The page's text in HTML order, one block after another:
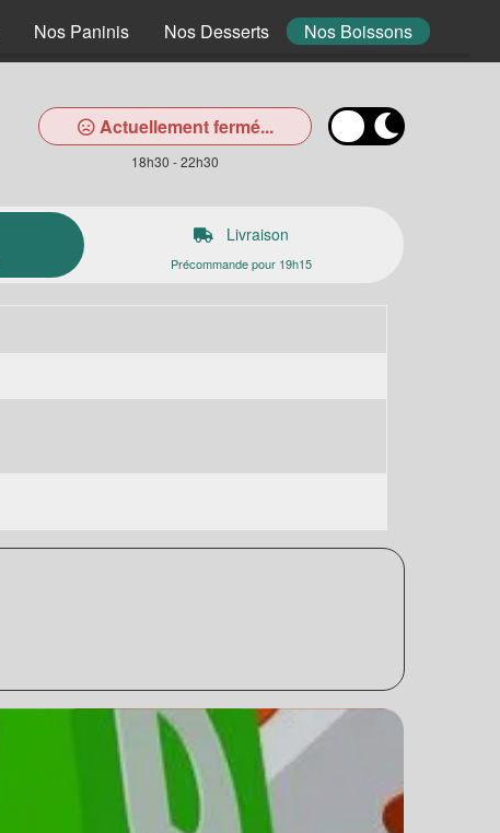
Nos Paninis Nos Desserts Nos Boissons
Actuellement fermé...
18h30 - 22h30
Livraison
Précommande pour 19h15